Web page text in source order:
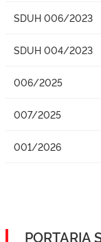
SDUH 006/2023
SDUH 004/2023
006/2025
007/2025
001/2026